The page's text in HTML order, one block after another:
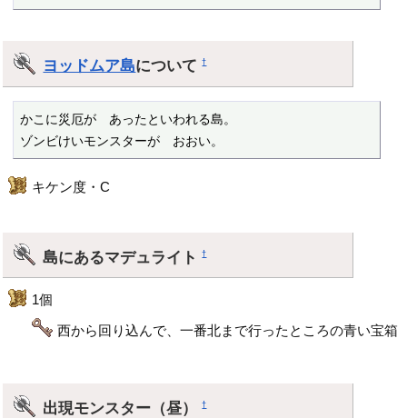
ヨッドムア島について†
かこに災厄が　あったといわれる島。
ゾンビけいモンスターが　おおい。
キケン度・C
島にあるマデュライト†
1個
西から回り込んで、一番北まで行ったところの青い宝箱
出現モンスター（昼）†